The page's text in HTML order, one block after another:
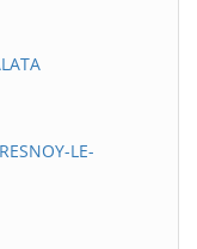
LE-